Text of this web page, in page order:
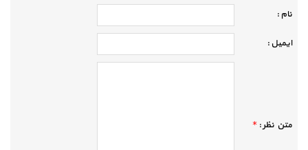
نام :
ايميل :
متن نظر :*